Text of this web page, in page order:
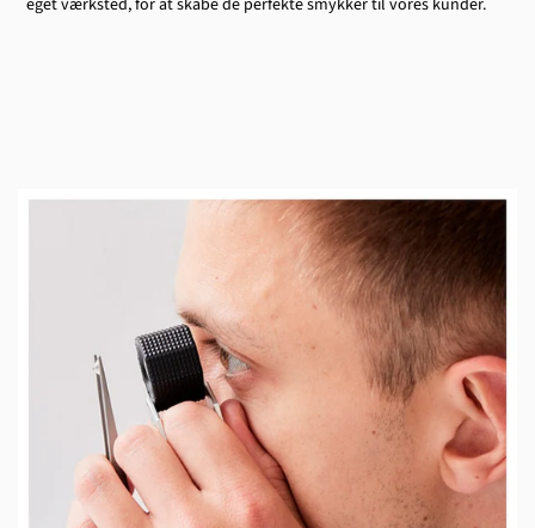
eget værksted, for at skabe de perfekte smykker til vores kunder.